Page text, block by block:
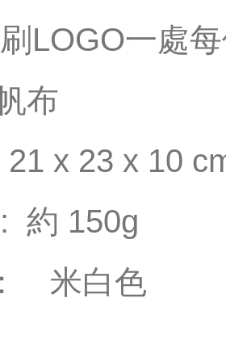
LOGO一處
布
21 x 23 x 10
150g
米白色